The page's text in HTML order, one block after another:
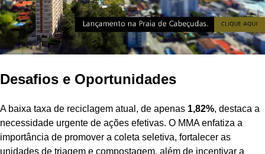
Desafios e Oportunidades
A baixa taxa de reciclagem atual, de apenas 1,82%, destaca a
necessidade urgente de ações efetivas. O MMA enfatiza a
importância de promover a coleta seletiva, fortalecer as
unidades de triagem e compostagem, além de incentivar a